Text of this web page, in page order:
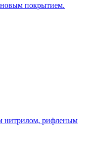
покрытием.
нитрилом, рифленым